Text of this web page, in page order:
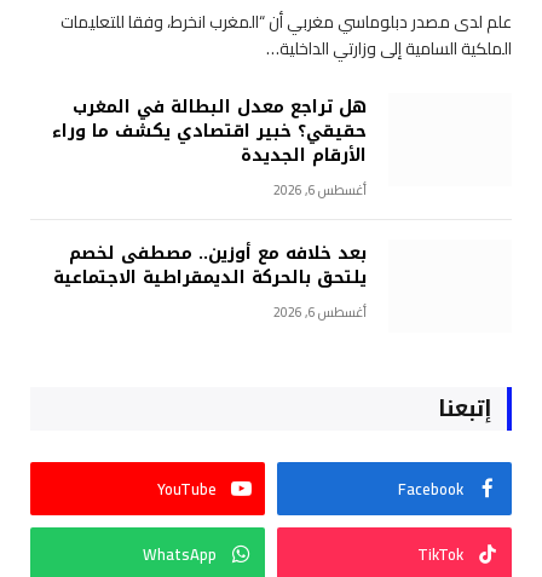
علم لدى مصدر دبلوماسي مغربي أن “المغرب انخرط، وفقا للتعليمات
الملكية السامية إلى وزارتي الداخلية…
هل تراجع معدل البطالة في المغرب
حقيقي؟ خبير اقتصادي يكشف ما وراء
الأرقام الجديدة
أغسطس 6, 2026
بعد خلافه مع أوزين.. مصطفى لخصم
يلتحق بالحركة الديمقراطية الاجتماعية
أغسطس 6, 2026
إتبعنا
Facebook
YouTube
TikTok
WhatsApp